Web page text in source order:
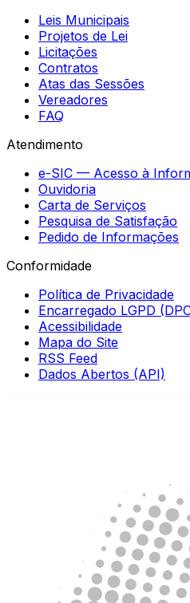
Leis Municipais
Projetos de Lei
Licitações
Contratos
Atas das Sessões
Vereadores
FAQ
Atendimento
e-SIC — Acesso à
Ouvidoria
Carta de Serviços
Pesquisa de Satisfação
Pedido de Informações
Conformidade
Política de Privacidade
Encarregado LGPD
Acessibilidade
Mapa do Site
RSS Feed
Dados Abertos (API)